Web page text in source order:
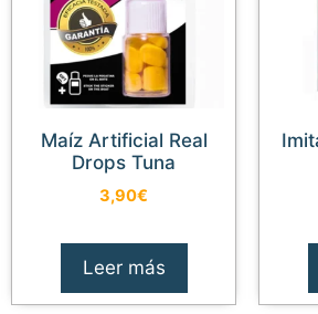
Maíz Artificial Real
Drops Tuna
3,90€
Leer más
Imitacion Maices de